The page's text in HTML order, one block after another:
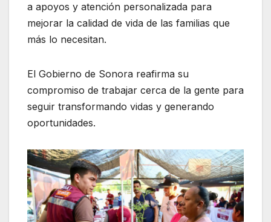
a apoyos y atención personalizada para
mejorar la calidad de vida de las familias que
más lo necesitan.
El Gobierno de Sonora reafirma su
compromiso de trabajar cerca de la gente para
seguir transformando vidas y generando
oportunidades.